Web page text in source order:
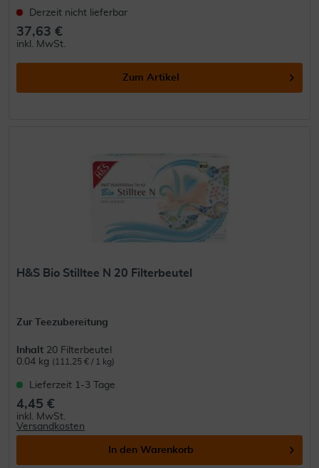
Derzeit nicht lieferbar
37,63 €
inkl. MwSt.
Zum Artikel
H&S Bio Stilltee N 20 Filterbeutel
Zur Teezubereitung
Inhalt 20 Filterbeutel
0.04 kg (111,25 € / 1 kg)
Lieferzeit 1-3 Tage
4,45 €
inkl. MwSt.
Versandkosten
In den Warenkorb